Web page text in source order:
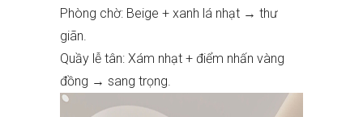
Phòng chờ: Beige + xanh lá nhạt → thư
giãn.
Quầy lễ tân: Xám nhạt + điểm nhấn vàng
đồng → sang trọng.